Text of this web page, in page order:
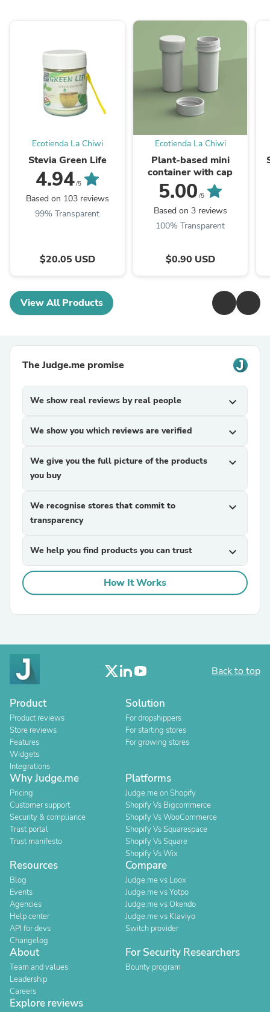
Ecotienda La Chiwi
Stevia Green Life
4.94/5
Based on 103 reviews
99% Transparent
$20.05 USD
Ecotienda La Chiwi
Plant-based mini
container with cap
5.00 /5
Based on 3 reviews
100% Transparent
$0.90 USD
View All Products
The Judge.me promise
We show real reviews by real people expand_more
We show you which reviews are verified expand_more
We give you the full picture of the products
you buy
expand_more
We recognise stores that commit to
transparency
expand_more
We help you find products you can trust expand_more
How It Works
Back to top
Product
Product reviews
Store reviews
Features
Widgets
Integrations
Solution
For dropshippers
For starting stores
For growing stores
Why Judge.me
Pricing
Customer support
Security & compliance
Trust portal
Trust manifesto
Platforms
Judge.me on Shopify
Shopify Vs Bigcommerce
Shopify Vs WooCommerce
Shopify Vs Squarespace
Shopify Vs Square
Shopify Vs Wix
Resources
Blog
Events
Agencies
Help center
API for devs
Changelog
Compare
Judge.me vs Loox
Judge.me vs Yotpo
Judge.me vs Okendo
Judge.me vs Klaviyo
Switch provider
About
Team and values
Leadership
Careers
For Security Researchers
Bounty program
Explore reviews